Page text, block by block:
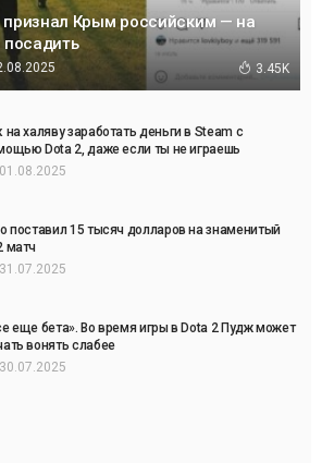
признал Крым российским — на
посадить
3.45K
на халяву заработать деньги в Steam с
Dota 2, даже если ты не играешь
01.08.2025
поставил 15 тысяч долларов на знаменитый
матч
31.07.2025
еще бета». Во время игры в Dota 2 Пудж может
вонять слабее
30.07.2025